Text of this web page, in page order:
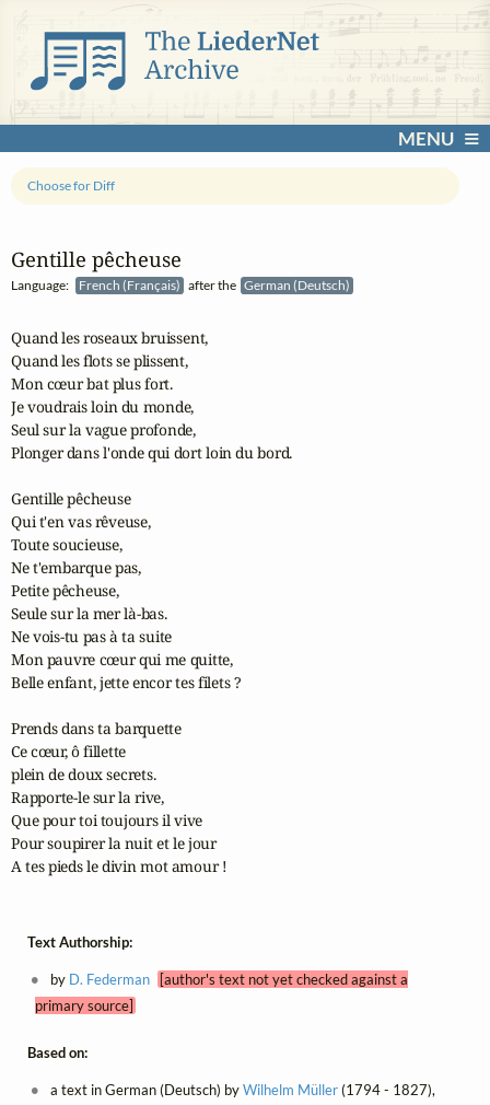
MENU
Gentille pêcheuse
Language: French (Français) after the German (Deutsch)
Choose for Diff
Quand les roseaux bruissent,
Quand les flots se plissent,
Mon cœur bat plus fort.
Je voudrais loin du monde,
Seul sur la vague profonde,
Plonger dans l'onde qui dort loin du bord.
Gentille pêcheuse
Qui t'en vas rêveuse,
Toute soucieuse,
Ne t'embarque pas,
Petite pêcheuse,
Seule sur la mer là-bas.
Ne vois-tu pas à ta suite
Mon pauvre cœur qui me quitte,
Belle enfant, jette encor tes filets ?
Prends dans ta barquette
Ce cœur, ô fillette
plein de doux secrets.
Rapporte-le sur la rive,
Que pour toi toujours il vive
Pour soupirer la nuit et le jour
A tes pieds le divin mot amour !
Text Authorship:
by D. Federman
[author's text not yet checked against a
primary source]
Based on:
a text in German (Deutsch) byWilhelm Müller(1794 - 1827),